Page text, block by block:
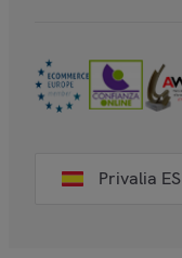
Privalia ES